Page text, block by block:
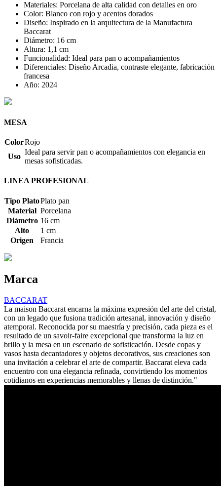
Materiales: Porcelana de alta calidad con detalles en oro
Color: Blanco con rojo y acentos dorados
Diseño: Inspirado en la arquitectura de la Manufactura
Baccarat
Diámetro: 16 cm
Altura: 1,1 cm
Funcionalidad: Ideal para pan o acompañamientos
Diferenciales: Diseño Arcadia, contraste elegante, fabricación
francesa
Año: 2024
MESA
ColorRojo
Uso
Ideal para servir pan o acompañamientos con elegancia en
mesas sofisticadas.
LINEA PROFESIONAL
Tipo PlatoPlato pan
Material Porcelana
Diámetro 16 cm
Alto
1 cm
Origen
Francia
Marca
BACCARAT
La maison Baccarat encarna la máxima expresión del arte del cristal,
con un legado que fusiona tradición artesanal, innovación y diseño
atemporal. Reconocida por su maestría y precisión, cada pieza es el
resultado de un savoir-faire excepcional que transforma la luz en
brillo y la mesa en un escenario de sofisticación. Desde copas y
vasos hasta decantadores y objetos decorativos, sus creaciones son
una invitación a celebrar el arte de compartir. Baccarat eleva cada
encuentro con una elegancia refinada, convirtiendo los momentos
cotidianos en experiencias memorables y llenas de distinción."